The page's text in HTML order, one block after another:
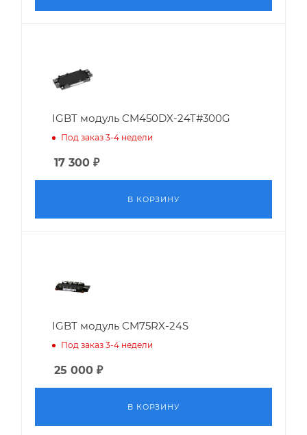
IGBT модуль CM450DX-24T#300G
Под заказ 3-4 недели
17 300 ₽
В КОРЗИНУ
IGBT модуль CM75RX-24S
Под заказ 3-4 недели
25 000 ₽
В КОРЗИНУ